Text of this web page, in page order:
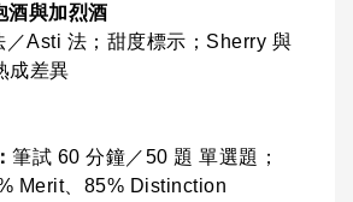
酒與加烈酒
／Asti 法；甜度標示；Sherry 與
成差異
筆試 60 分鐘／50 題 單選題；
Merit、85% Distinction